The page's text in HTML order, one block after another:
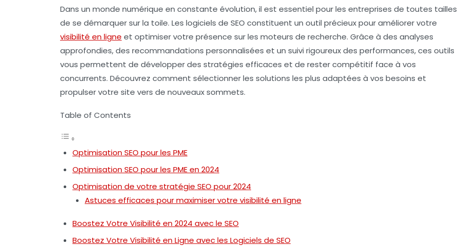
Dans un monde numérique en constante évolution, il est essentiel pour les entreprises de toutes tailles
de se démarquer sur la toile. Les logiciels de SEO constituent un outil précieux pour améliorer votre
visibilité en ligne et optimiser votre présence sur les moteurs de recherche. Grâce à des analyses
approfondies, des recommandations personnalisées et un suivi rigoureux des performances, ces outils
vous permettent de développer des stratégies efficaces et de rester compétitif face à vos
concurrents. Découvrez comment sélectionner les solutions les plus adaptées à vos besoins et
propulser votre site vers de nouveaux sommets.
Table of Contents
Optimisation SEO pour les PME
Optimisation SEO pour les PME en 2024
Optimisation de votre stratégie SEO pour 2024
Astuces efficaces pour maximiser votre visibilité en ligne
Boostez Votre Visibilité en 2024 avec le SEO
Boostez Votre Visibilité en Ligne avec les Logiciels de SEO